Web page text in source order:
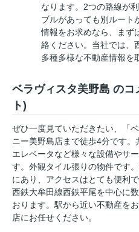
なります。2つの路線が
ブルがあっても別ルート
情報をお求めなら、まず
絡ください。当社では、
多種多様な不動産情報を
ベラヴィスタ美野島 の
ト)
ぜひ一度見ていただきたい、「
ニー美野島店まで徒歩4分です。
エレベータなど様々な設備やサ
す。外観タイル張りの物件です
にあり、アクセスはとても便利
西鉄大牟田線西鉄平尾を中心に
おります。駅から近い不動産を
店にお任せください。